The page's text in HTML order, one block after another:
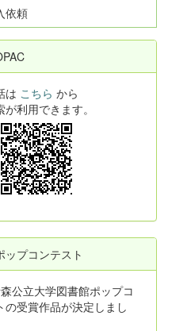
依頼
は こちら から
利用できます。
ップコンテスト
公立大学図書館ポップコ
の受賞作品が決定しまし